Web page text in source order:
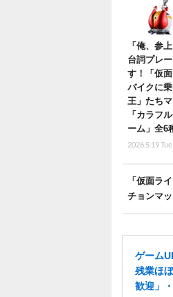
「俺、参
台詞プレ
す！「仮面
バイクに
王」たち
「カラフ
ーム」全6
2026.5.19
「仮面ラ
チョンマ
ゲーム
残業ほ
歓迎」